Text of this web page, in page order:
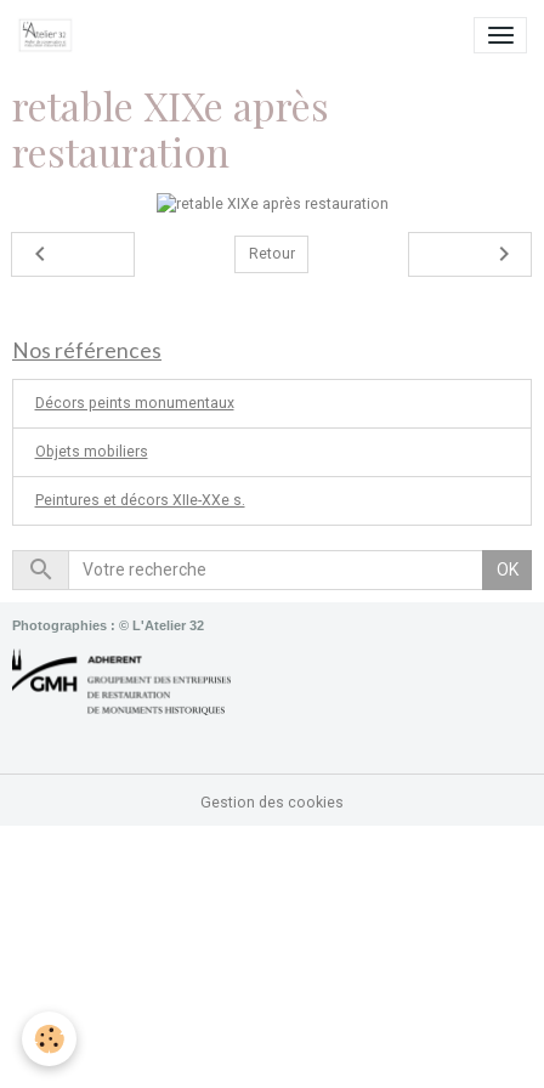
retable XIXe après
restauration
Retour
Nos références
Décors peints monumentaux
Objets mobiliers
Peintures et décors XIIe-XXe s.
OK
Photographies : © L'Atelier 32
Gestion des cookies